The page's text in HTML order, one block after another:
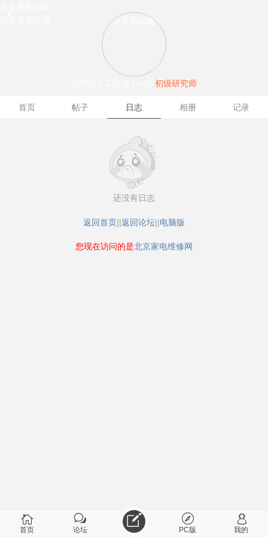
点击重新加载
初级研究师
首页 帖子 日志 相册 记录
还没有日志
返回首页||返回论坛||电脑版
您现在访问的是北京家电维修网
首页 论坛 PC版 我的